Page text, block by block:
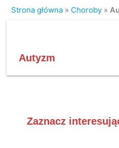
Strona główna » Choroby »
Autyzm
Zaznacz